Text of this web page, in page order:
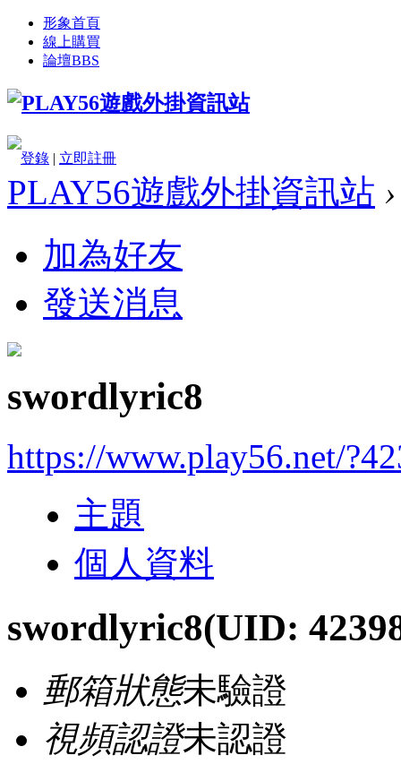
形象首頁
線上購買
論壇BBS
登錄 | 立即註冊
PLAY56遊戲外掛資訊站 ›
加為好友
發送消息
swordlyric8
https://www.play56.net/
主題
個人資料
swordlyric8(UID:
郵箱狀態未驗證
視頻認證未認證